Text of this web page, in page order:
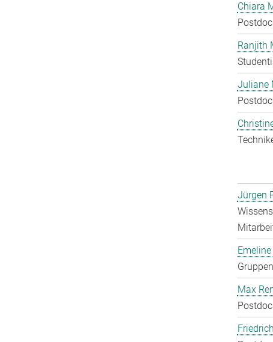
Chiara
Postdoc
Ranjith
Juliane
Postdoc
Jürgen
Max
Postdoc